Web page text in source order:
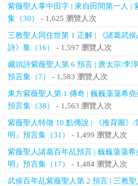
紫薇聖人掌中田字 | 來自田間第一人 |
集（30）
- 1,625 瀏覽人次
三教聖人同住世第 1 正解 | 《諸葛武
詩》集（16）
- 1,597 瀏覽人次
藏頭詩紫薇聖人第 6 預言 | 唐太宗/李
預言集（7）
- 1,583 瀏覽人次
東方紫薇聖人第 1 傳奇 | 巍巍蕩蕩希堯
預言集（38）
- 1,563 瀏覽人次
紫薇聖人特徵 10 點傳說 | 《推背圖》/
明』預言集（31）
- 1,499 瀏覽人次
紫薇聖人諸葛百年乩預言 | 巍巍蕩蕩
明』預言集（17）
- 1,484 瀏覽人次
武侯百年乩紫薇聖人第 2 預言 | 三教